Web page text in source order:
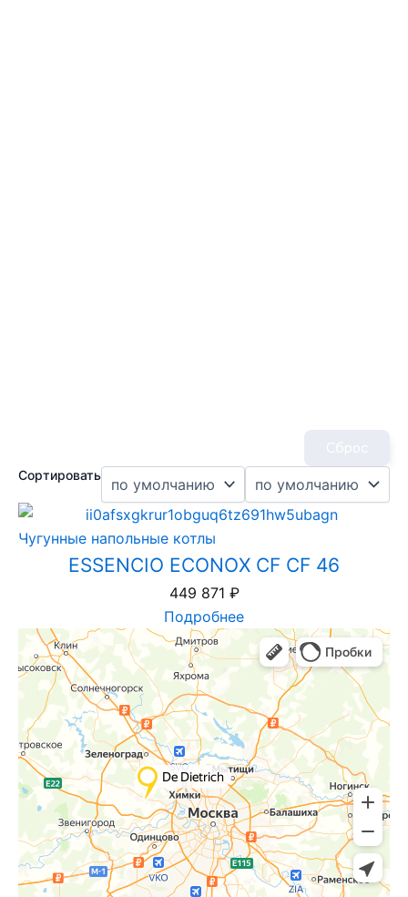
Сортировать
Чугунные напольные котлы
ESSENCIO ECONOX CF CF 46
449 871 ₽
Подробнее